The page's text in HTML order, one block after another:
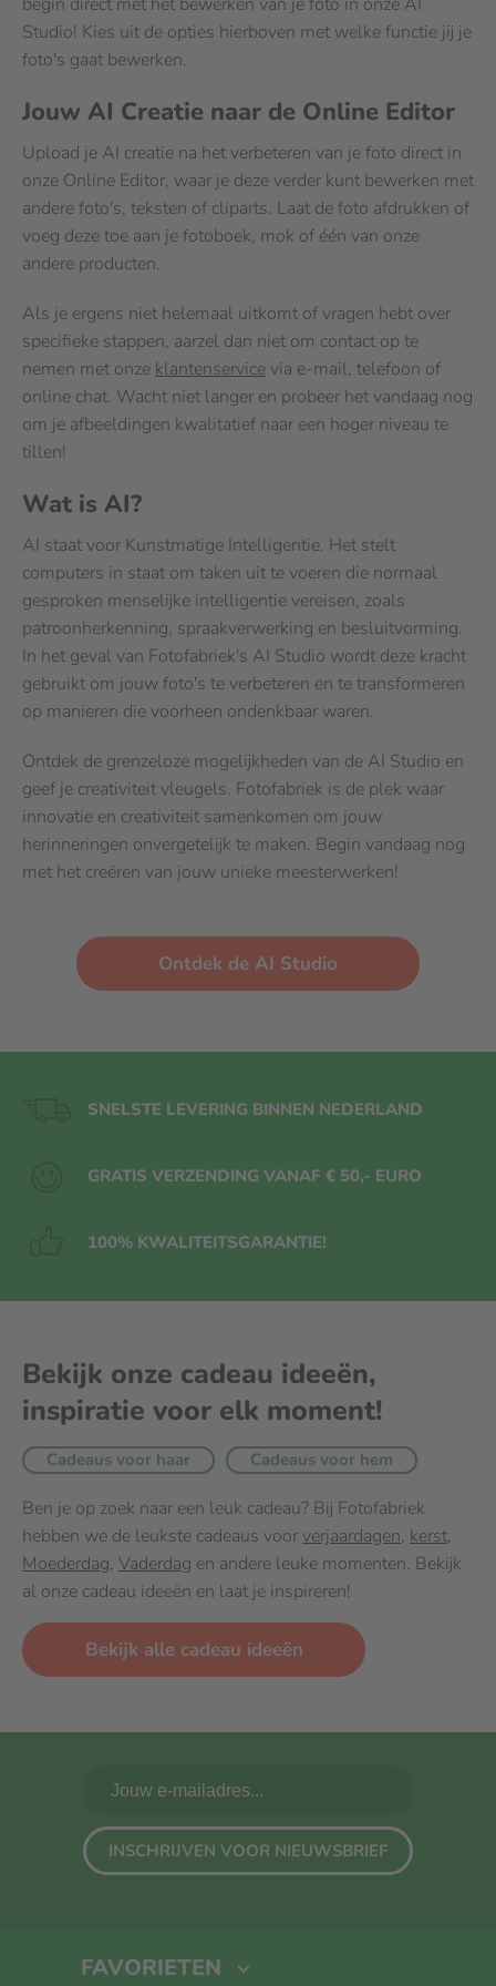
Studio! Kies uit de opties hierboven met welke functie jij je
foto's gaat bewerken.
Jouw AI Creatie naar de Online Editor
Upload je AI creatie na het verbeteren van je foto direct in
onze Online Editor, waar je deze verder kunt bewerken met
andere foto's, teksten of cliparts. Laat de foto afdrukken of
voeg deze toe aan je fotoboek, mok of één van onze
andere producten.
Als je ergens niet helemaal uitkomt of vragen hebt over
specifieke stappen, aarzel dan niet om contact op te
nemen met onze klantenservice via e-mail, telefoon of
online chat. Wacht niet langer en probeer het vandaag nog
om je afbeeldingen kwalitatief naar een hoger niveau te
tillen!
Wat is AI?
AI staat voor Kunstmatige Intelligentie. Het stelt
computers in staat om taken uit te voeren die normaal
gesproken menselijke intelligentie vereisen, zoals
patroonherkenning, spraakverwerking en besluitvorming.
In het geval van Fotofabriek's AI Studio wordt deze kracht
gebruikt om jouw foto's te verbeteren en te transformeren
op manieren die voorheen ondenkbaar waren.
Ontdek de grenzeloze mogelijkheden van de AI Studio en
geef je creativiteit vleugels. Fotofabriek is de plek waar
innovatie en creativiteit samenkomen om jouw
herinneringen onvergetelijk te maken. Begin vandaag nog
met het creëren van jouw unieke meesterwerken!
Ontdek de AI Studio
SNELSTE LEVERING BINNEN NEDERLAND
GRATIS VERZENDING VANAF € 50,- EURO
100% KWALITEITSGARANTIE!
Bekijk onze cadeau ideeën,
inspiratie voor elk moment!
Cadeaus voor haar Cadeaus voor hem
Ben je op zoek naar een leuk cadeau? Bij Fotofabriek
hebben we de leukste cadeaus voor verjaardagen, kerst,
Moederdag, Vaderdag en andere leuke momenten. Bekijk
al onze cadeau ideeën en laat je inspireren!
Bekijk alle cadeau ideeën
INSCHRIJVEN VOOR NIEUWSBRIEF
FAVORIETEN